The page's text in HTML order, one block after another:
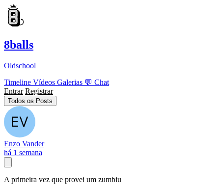
8balls
Oldschool
Timeline Vídeos Galerias 💬 Chat
Entrar Registrar
Todos os Posts
Enzo Vander
há 1 semana
A primeira vez que provei um zumbiu